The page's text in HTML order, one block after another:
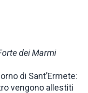
dei Marmi
di Sant’Ermete:
vengono allestiti